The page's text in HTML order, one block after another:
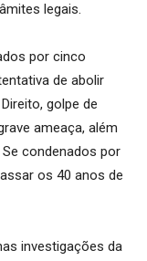
legais.
por cinco
de abolir
golpe de
ameaça, além
condenados por
os 40 anos de
investigações da